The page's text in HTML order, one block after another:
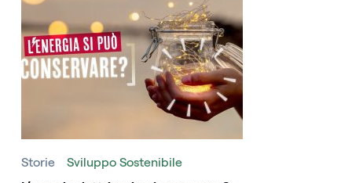
Storie
Sviluppo Sostenibile